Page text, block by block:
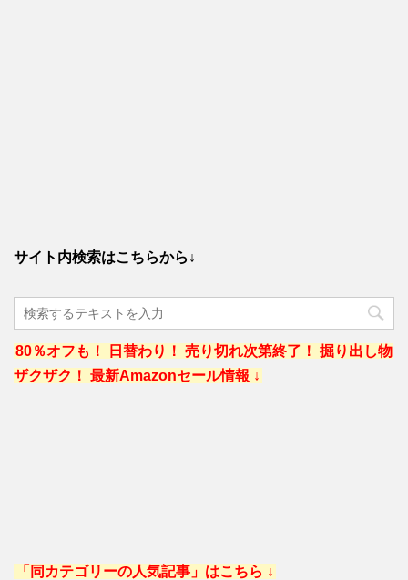
サイト内検索はこちらから↓
80％オフも！ 日替わり！ 売り切れ次第終了！ 掘り出し物
ザクザク！ 最新Amazonセール情報 ↓
「同カテゴリーの人気記事」はこちら ↓